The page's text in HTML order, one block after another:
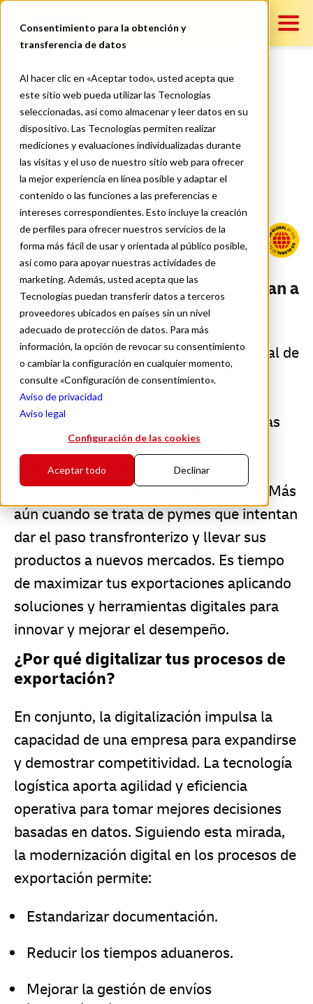
Consentimiento para la obtención y
transferencia de datos
Al hacer clic en «Aceptar todo», usted acepta que
este sitio web pueda utilizar las Tecnologías
seleccionadas, así como almacenar y leer datos en su
dispositivo. Las Tecnologías permiten realizar
mediciones y evaluaciones individualizadas durante
las visitas y el uso de nuestro sitio web para ofrecer
la mejor experiencia en línea posible y adaptar el
contenido o las funciones a las preferencias e
intereses correspondientes. Esto incluye la creación
de perfiles para ofrecer nuestros servicios de la
forma más fácil de usar y orientada al público posible,
así como para apoyar nuestras actividades de
marketing. Además, usted acepta que las
Tecnologías puedan transferir datos a terceros
proveedores ubicados en países sin un nivel
adecuado de protección de datos. Para más
información, la opción de revocar su consentimiento
o cambiar la configuración en cualquier momento,
consulte «Configuración de consentimiento».
Aviso de privacidad
Aviso legal
Configuración de las cookies
Aceptar todo Declinar
DHL Pymes
Contenido
Servicios
Contáctanos
¿Cómo optimizar tus
exportaciones con
herramientas digitales?
HERRAMIENTAS DIGITALES PYMES
Herramientas digitales que ayudan a
gestionar exportaciones
La digitalización es un pilar fundamental de
las empresas que buscan optimizar los
procesos logísticos, reducir errores y
agilizar la cadena de suministro. Para las
pymes, adaptarse a la transformación
digital también representa un paso
esencial para impulsar su crecimiento. Más
aún cuando se trata de pymes que intentan
dar el paso transfronterizo y llevar sus
productos a nuevos mercados. Es tiempo
de maximizar tus exportaciones aplicando
soluciones y herramientas digitales para
innovar y mejorar el desempeño.
¿Por qué digitalizar tus procesos de
exportación?
En conjunto, la digitalización impulsa la
capacidad de una empresa para expandirse
y demostrar competitividad. La tecnología
logística aporta agilidad y eficiencia
operativa para tomar mejores decisiones
basadas en datos. Siguiendo esta mirada,
la modernización digital en los procesos de
exportación permite:
Estandarizar documentación.
Reducir los tiempos aduaneros.
Mejorar la gestión de envíos